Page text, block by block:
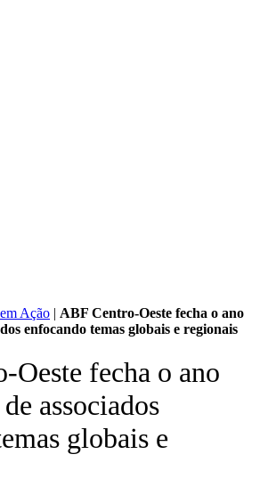
Ação | ABF Centro-Oeste fecha o ano
enfocando temas globais e regionais
Oeste fecha o ano
associados
globais e